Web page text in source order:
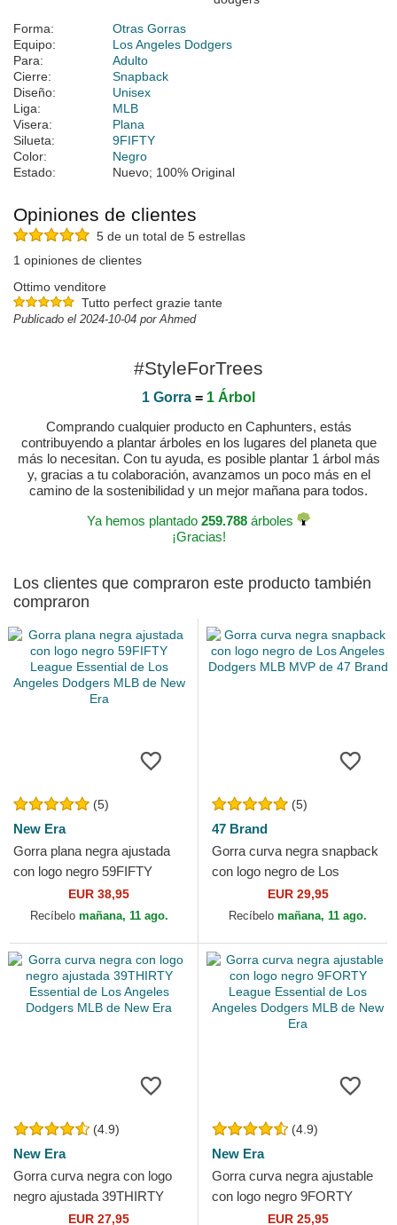
Forma:
Otras Gorras
Equipo:
Los Angeles Dodgers
Para:
Adulto
Cierre:
Snapback
Diseño:
Unisex
Liga:
MLB
Visera:
Plana
Silueta:
9FIFTY
Color:
Negro
Estado:
Nuevo; 100% Original
Opiniones de clientes
5 de un total de 5 estrellas
1 opiniones de clientes
Ottimo venditore
Tutto perfect grazie tante
Publicado el 2024-10-04 por Ahmed
#StyleForTrees
1 Gorra = 1 Árbol
Comprando cualquier producto en Caphunters, estás
contribuyendo a plantar árboles en los lugares del planeta que
más lo necesitan. Con tu ayuda, es posible plantar 1 árbol más
y, gracias a tu colaboración, avanzamos un poco más en el
camino de la sostenibilidad y un mejor mañana para todos.
Ya hemos plantado 259.788 árboles
¡Gracias!
Los clientes que compraron este producto también
compraron
(5)
New Era
Gorra plana negra ajustada
con logo negro 59FIFTY
League Essential de Los
Angeles Dodgers MLB de...
EUR 38,95
Recíbelo mañana, 11 ago.
(5)
47 Brand
Gorra curva negra snapback
con logo negro de Los
Angeles Dodgers MLB MVP
de 47 Brand
EUR 29,95
Recíbelo mañana, 11 ago.
(4.9)
New Era
Gorra curva negra con logo
negro ajustada 39THIRTY
Essential de Los Angeles
EUR 27,95
(4.9)
New Era
Gorra curva negra ajustable
con logo negro 9FORTY
League Essential de Los
EUR 25,95